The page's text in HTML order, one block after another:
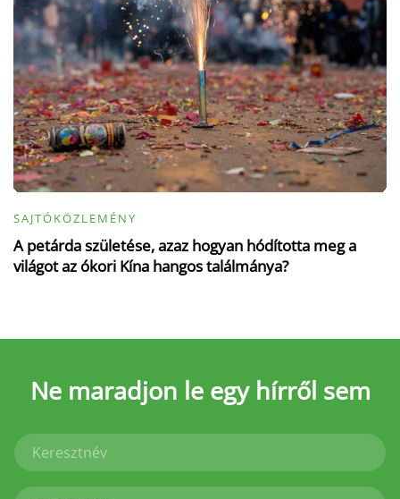
SAJTÓKÖZLEMÉNY
A petárda születése, azaz hogyan hódította meg a
világot az ókori Kína hangos találmánya?
Ne maradjon le egy hírről sem